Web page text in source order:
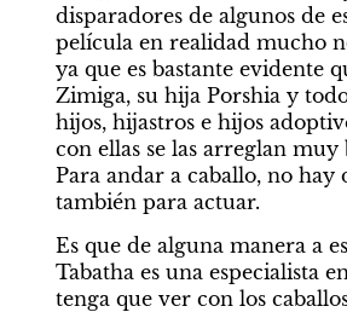
disparadores de algunos de
película en realidad mucho
ya que es bastante evidente
Zimiga, su hija Porshia y
hijos, hijastros e hijos
con ellas se las arreglan muy
Para andar a caballo, no hay
también para actuar.
Es que de alguna manera a
Tabatha es una especialista
tenga que ver con los